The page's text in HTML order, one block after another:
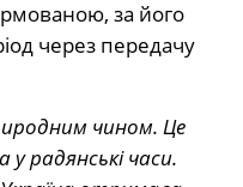
за його
через передачу
чином. Це
радянські часи.